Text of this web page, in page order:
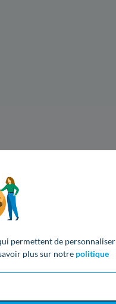
permettent de personnaliser
plus sur notre politique